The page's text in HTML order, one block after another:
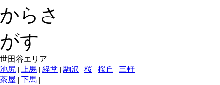
世田谷エリア
池尻 | 上馬 | 経堂 | 駒沢 | 桜 | 桜丘 | 三軒
茶屋 | 下馬 |